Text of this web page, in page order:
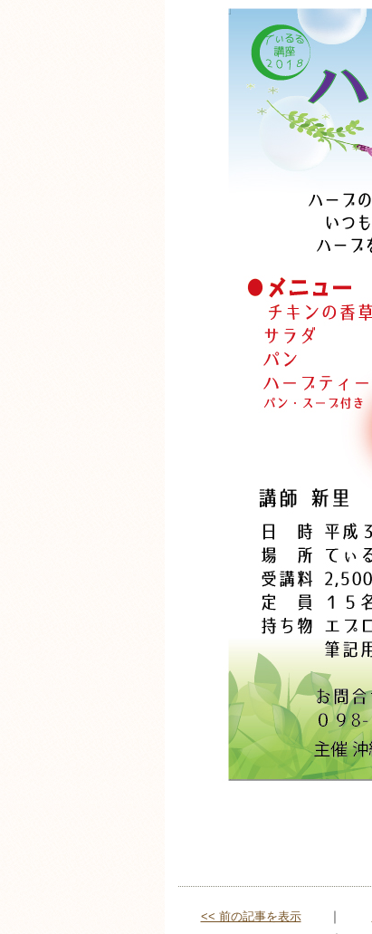
<< 前の記事を表示 ｜